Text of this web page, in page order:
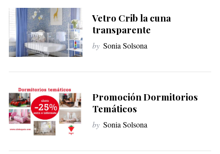
Vetro Crib la cuna
transparente
by Sonia Solsona
Promoción Dormitorios
Temáticos
by Sonia Solsona